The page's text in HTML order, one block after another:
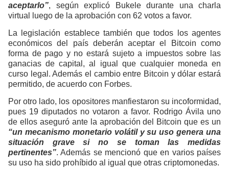
aceptarlo”, según explicó Bukele durante una charla
virtual luego de la aprobación con 62 votos a favor.
La legislación establece también que todos los agentes
económicos del país deberán aceptar el Bitcoin como
forma de pago y no estará sujeto a impuestos sobre las
ganacias de capital, al igual que cualquier moneda en
curso legal. Además el cambio entre Bitcoin y dólar estará
permitido, de acuerdo con Forbes.
Por otro lado, los opositores manfiestaron su incoformidad,
pues 19 diputados no votaron a favor. Rodrigo Ávila uno
de ellos aseguró ante la aprobación del Bitcoin que es un
“un mecanismo monetario volátil y su uso genera una
situación grave si no se toman las medidas
pertinentes”. Además se mencionó que en varios países
su uso ha sido prohíbido al igual que otras criptomonedas.